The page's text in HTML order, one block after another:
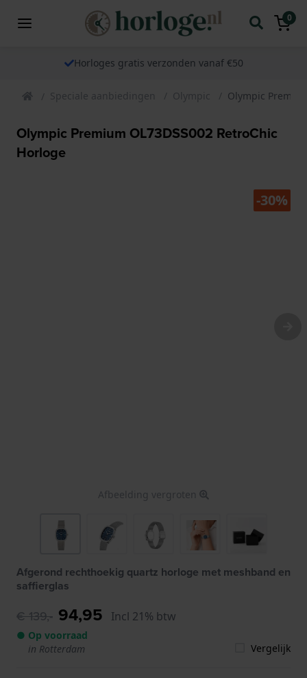
0
Horloges gratis verzonden vanaf €50
Speciale aanbiedingen Olympic Olympic
Olympic Premium OL73DSS002 RetroChic
Horloge
-30%
Afbeelding vergroten
Afgerond rechthoekig quartz horloge met meshband en
saffierglas
€ 139,- 94,95 Incl 21% btw
● Op voorraad
in Rotterdam
Vergelijk